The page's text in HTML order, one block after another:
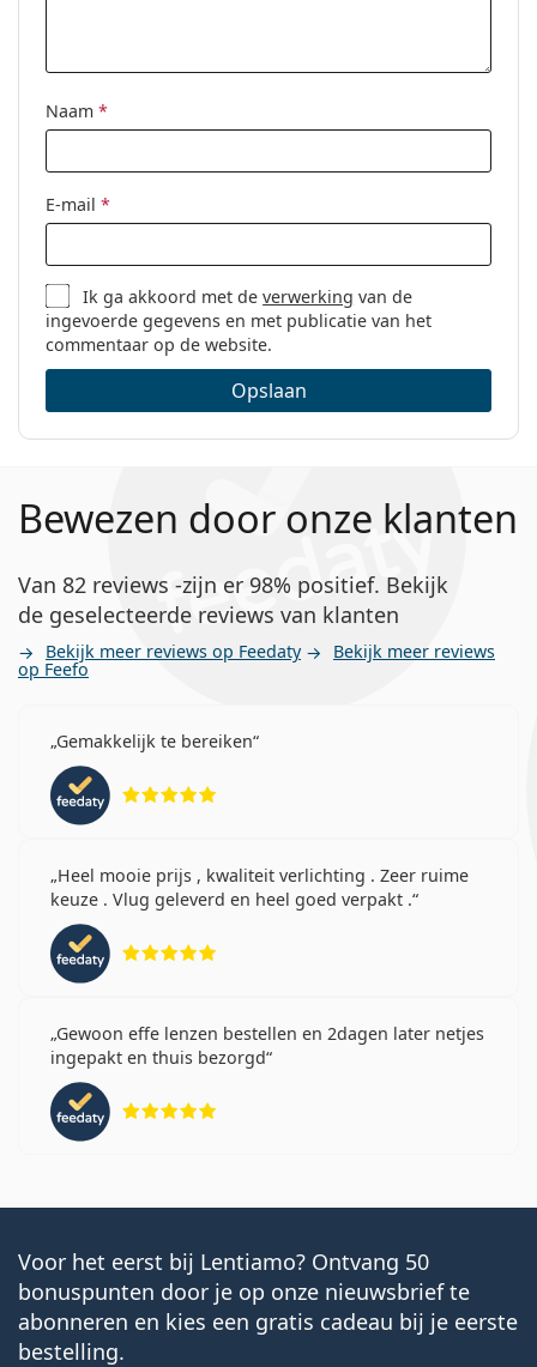
Naam *
E-mail *
Ik ga akkoord met deverwerking van de
ingevoerde gegevens en met publicatie van het
commentaar op de website.
Opslaan
Bewezen door onze klanten
Van 82 reviews -zijn er 98% positief. Bekijk
de geselecteerde reviews van klanten
Bekijk meer reviews op Feedaty Bekijk meer reviews
op Feefo
Gemakkelijk te bereiken
Heel mooie prijs , kwaliteit verlichting . Zeer ruime
keuze . Vlug geleverd en heel goed verpakt .
Gewoon effe lenzen bestellen en 2dagen later netjes
ingepakt en thuis bezorgd
Voor het eerst bij Lentiamo? Ontvang 50
bonuspunten door je op onze nieuwsbrief te
abonneren en kies een gratis cadeau bij je eerste
bestelling.